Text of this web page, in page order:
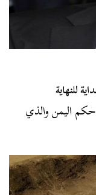
للنهاية
اليمن والذي